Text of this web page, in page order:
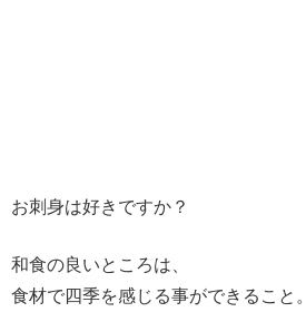
お刺身は好きですか？
和食の良いところは、
食材で四季を感じる事ができること。